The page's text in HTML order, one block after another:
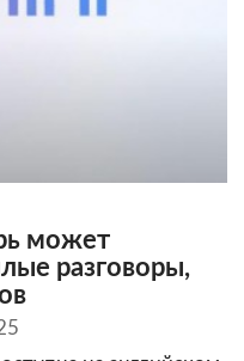
может
разговоры,